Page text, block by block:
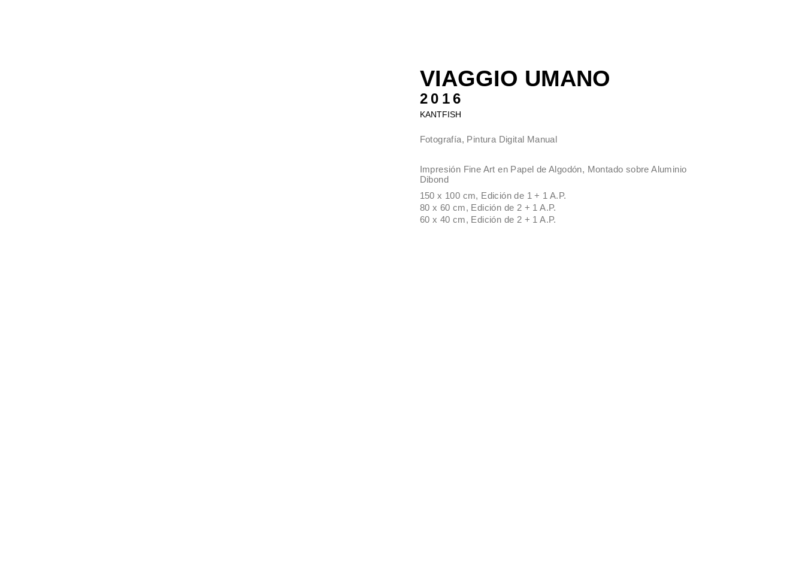
VIAGGIO UMANO
2016
KANTFISH
Fotografía, Pintura Digital Manual
Impresión Fine Art en Papel de Algodón, Montado sobre Aluminio
Dibond
150 x 100 cm, Edición de 1 + 1 A.P.
80 x 60 cm, Edición de 2 + 1 A.P.
60 x 40 cm, Edición de 2 + 1 A.P.